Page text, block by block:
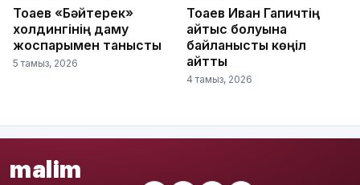
Тоқаев «Бәйтерек»
холдингінің даму
жоспарымен танысты
5 тамыз, 2026
Тоқаев Иван Гапичтің
қайтыс болуына
байланысты көңіл
айтты
4 тамыз, 2026
malim